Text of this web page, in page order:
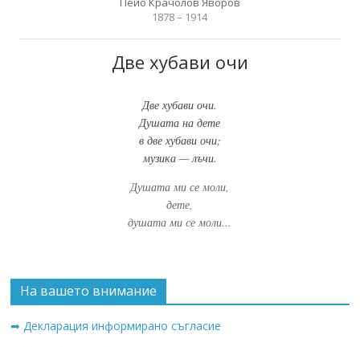
1878 – 1914
Две хубави очи
Две хубави очи.
Душата на дете
в две хубави очи;
музика — лъчи.
Душата ми се моли,
дете,
душата ми се моли...
На вашето внимание
➡ Декларация информирано съгласие